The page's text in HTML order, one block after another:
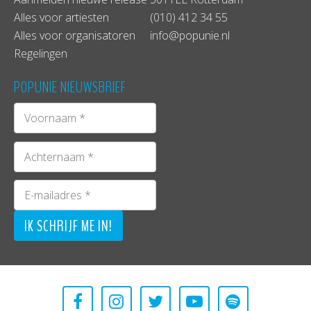
vol observaties over zijn omgeving, ervaringen en
samenwerkingen met verschillende Rotterdamse
rappers, waaronder Hef, Lexcouper en Feis.
Alles voor artiesten
Alles voor organisatoren
Regelingen
(010) 412 34 55
info@popunie.nl
POPUNIE NIEUWSBRIEF